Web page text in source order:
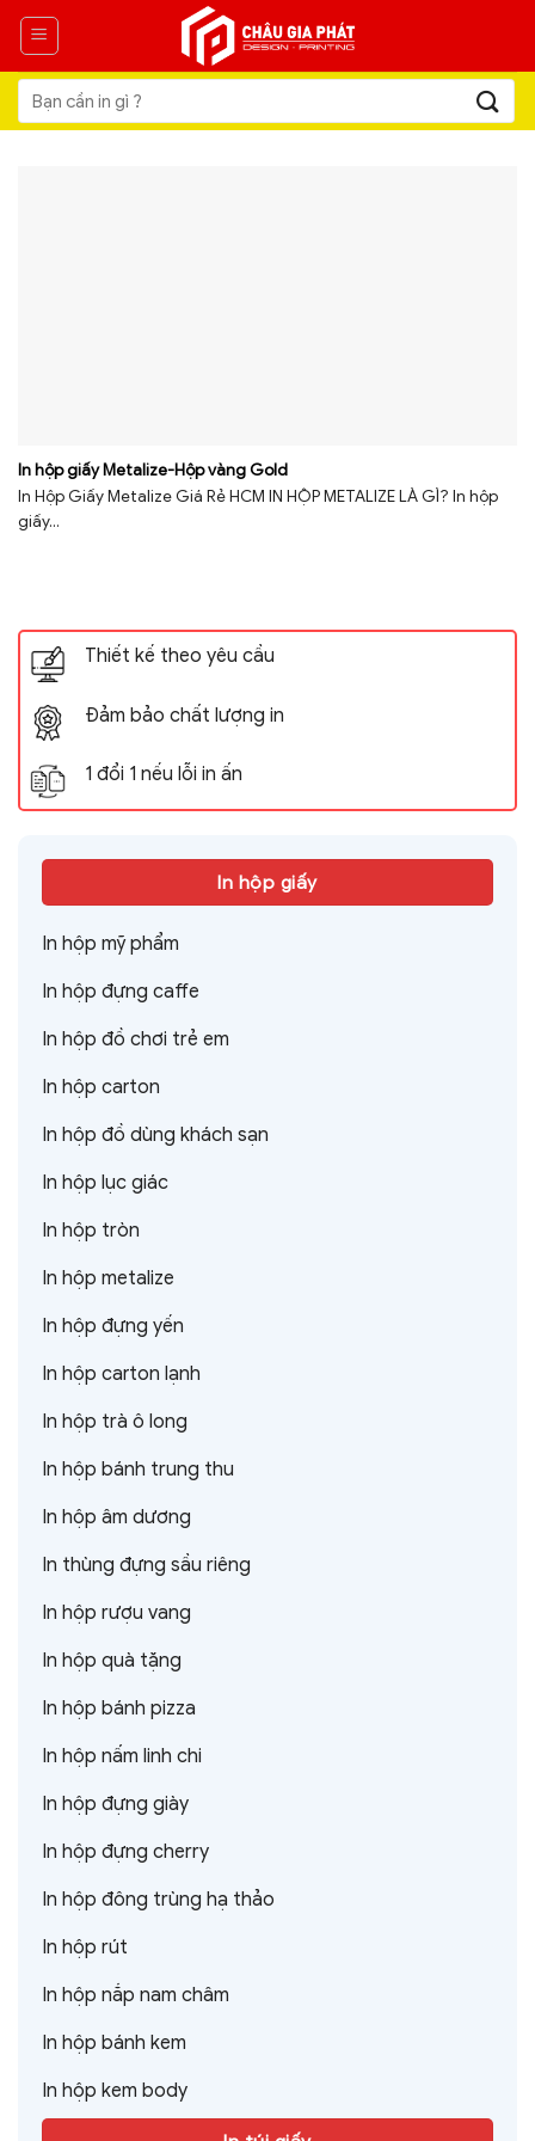
Skip
content
Tìm
kiếm:
In hộp giấy Metalize-Hộp vàng Gold
In Hộp Giấy Metalize Giá Rẻ HCM IN HỘP METALIZE LÀ GÌ? In hộp
giấy...
Thiết kế theo yêu cầu
Đảm bảo chất lượng in
1 đổi 1 nếu lỗi in ấn
In hộp giấy
In hộp mỹ phẩm
In hộp đựng caffe
In hộp đồ chơi trẻ em
In hộp carton
In hộp đồ dùng khách sạn
In hộp lục giác
In hộp tròn
In hộp metalize
In hộp đựng yến
In hộp carton lạnh
In hộp trà ô long
In hộp bánh trung thu
In hộp âm dương
In thùng đựng sầu riêng
In hộp rượu vang
In hộp quà tặng
In hộp bánh pizza
In hộp nấm linh chi
In hộp đựng giày
In hộp đựng cherry
In hộp đông trùng hạ thảo
In hộp rút
In hộp nắp nam châm
In hộp bánh kem
In hộp kem body